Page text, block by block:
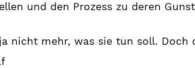
und den Prozess zu deren
nicht mehr, was sie tun soll.